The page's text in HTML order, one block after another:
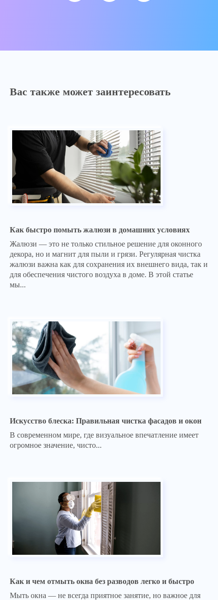
Вас также может заинтересовать
Как быстро помыть жалюзи в домашних условиях
Жалюзи — это не только стильное решение для оконного
декора, но и магнит для пыли и грязи. Регулярная чистка
жалюзи важна как для сохранения их внешнего вида, так и
для обеспечения чистого воздуха в доме. В этой статье
мы...
Искусство блеска: Правильная чистка фасадов и окон
В современном мире, где визуальное впечатление имеет
огромное значение, чисто...
Как и чем отмыть окна без разводов легко и быстро
Мыть окна — не всегда приятное занятие, но важное для